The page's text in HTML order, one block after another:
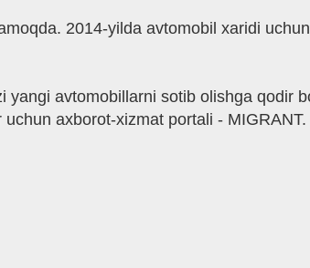
2014-yilda avtomobil xaridi
avtomobillarni sotib olishga qodir
axborot-xizmat portali - MIGRANT.